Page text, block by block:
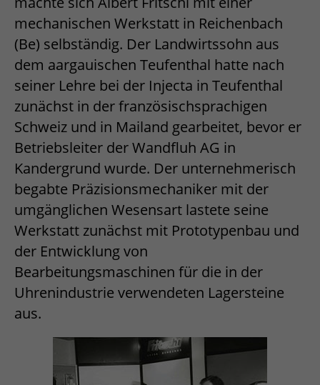
mechanischen Werkstatt in Reichenbach
(Be) selbständig. Der Landwirtssohn aus
dem aargauischen Teufenthal hatte nach
seiner Lehre bei der Injecta in Teufenthal
zunächst in der französischsprachigen
Schweiz und in Mailand gearbeitet, bevor er
Betriebsleiter der Wandfluh AG in
Kandergrund wurde. Der unternehmerisch
begabte Präzisionsmechaniker mit der
umgänglichen Wesensart lastete seine
Werkstatt zunächst mit Prototypenbau und
der Entwicklung von
Bearbeitungsmaschinen für die in der
Uhrenindustrie verwendeten Lagersteine
aus.